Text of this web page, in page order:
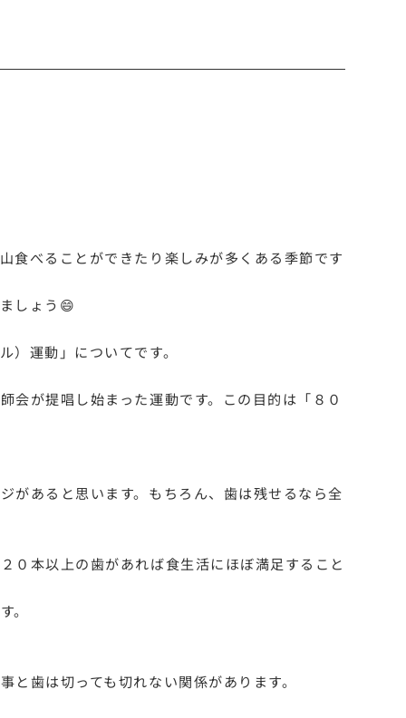
食べることができたり楽しみが多くある季節です
しょう😄
）運動」についてです。
会が提唱し始まった運動です。この目的は「８０
があると思います。もちろん、歯は残せるなら全
０本以上の歯があれば食生活にほぼ満足すること
。
歯は切っても切れない関係があります。